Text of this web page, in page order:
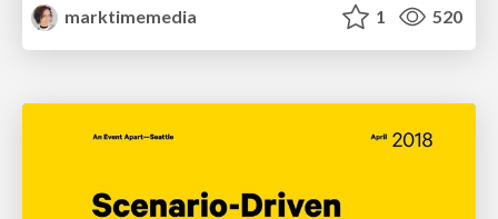
marktimemedia
1 520